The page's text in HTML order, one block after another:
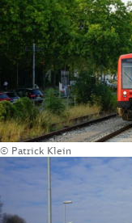
© Patrick Klein